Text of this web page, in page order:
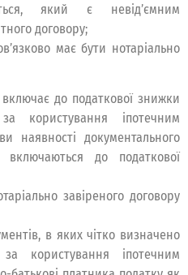
який є невід’ємним
договору;
має бути нотаріально
до податкової знижки
користування іпотечним
наявності документального
до податкової
завіреного договору
в яких чітко визначено
користування іпотечним